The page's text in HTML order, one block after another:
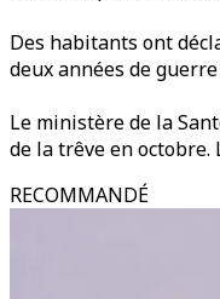
Des habitants ont
deux années de
Le ministère de la
de la trêve en
RECOMMANDÉ